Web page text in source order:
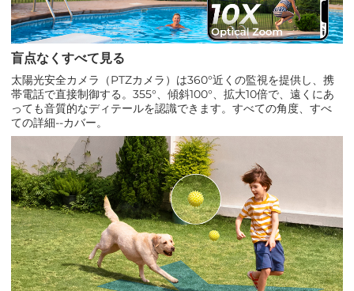
盲点なくすべて見る
太陽光安全カメラ（PTZカメラ）は360°近くの監視を提供し、携
帯電話で直接制御する。355°、傾斜100°、拡大10倍で、遠くにあ
っても音質的なディテールを認識できます。すべての角度、すべ
ての詳細--カバー。